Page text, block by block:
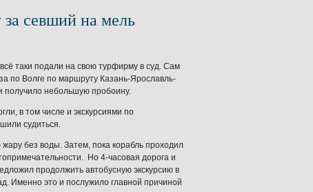
севший на мель
таки подали на свою турфирму в суд. Сам
по Волге по маршруту Казань-Ярославль-
получило небольшую пробоину.
в том числе и экскурсиями по
судиться.
без воды. Затем, пока корабль проходил
Но 4-часовая дорога и
продолжить автобусную экскурсию в
Именно это и послужило главной причиной